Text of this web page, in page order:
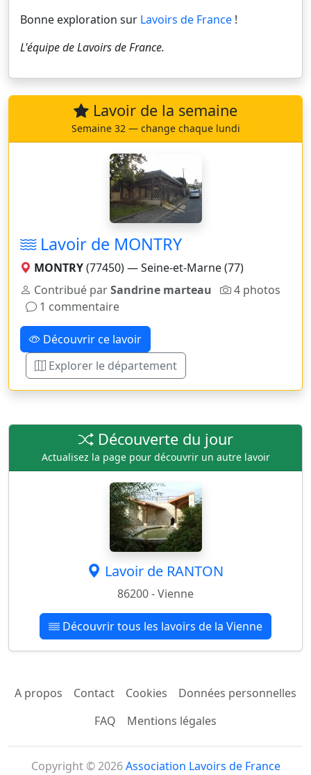
Bonne exploration sur Lavoirs de France !
L'équipe deLavoirs de France.
Lavoir de la semaine
Semaine 32 — change chaque lundi
Lavoir de MONTRY
MONTRY(77450) — Seine-et-Marne (77)
Contribué parSandrine marteau
4 photos
1 commentaire
Découvrir ce lavoir
Explorer le département
Découverte du jour
Actualisez la page pour découvrir un autre lavoir
Lavoir de RANTON
86200 - Vienne
Découvrir tous les lavoirs de la Vienne
A propos Contact Cookies
Données personnelles
FAQ
Mentions légales
Copyright © 2026Association Lavoirs de France